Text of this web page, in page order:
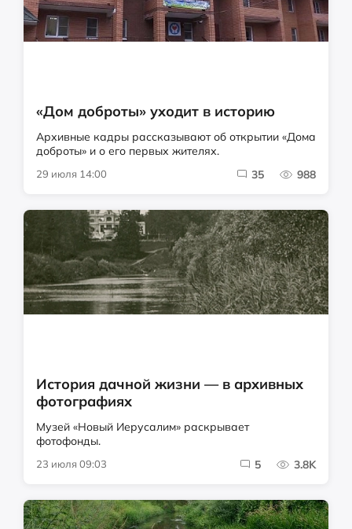
«Дом доброты» уходит в историю
Архивные кадры рассказывают об открытии «Дома
доброты» и о его первых жителях.
29 июля 14:00 35 988
История дачной жизни — в архивных
фотографиях
Музей «Новый Иерусалим» раскрывает
фотофонды.
23 июля 09:03 5 3.8K